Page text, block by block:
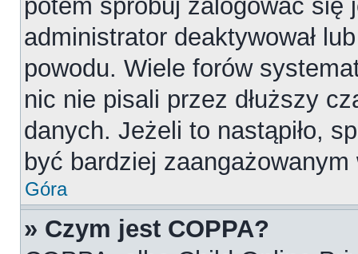
potem spróbuj zalogować
administrator deaktywował
powodu. Wiele forów
nic nie pisali przez dłuższy
danych. Jeżeli to nastąpiło,
być bardziej
Góra
» Czym jest COPPA?